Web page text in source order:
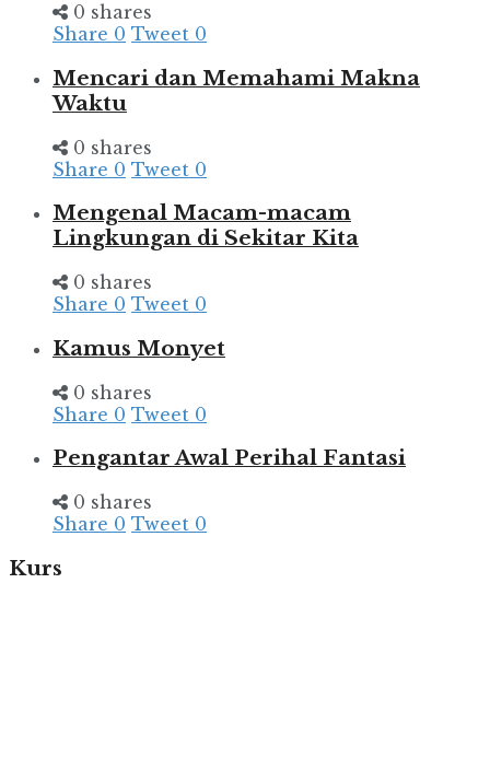
0 shares
Share 0 Tweet 0
Mencari dan Memahami Makna
Waktu
0 shares
Share 0 Tweet 0
Mengenal Macam-macam
Lingkungan di Sekitar Kita
0 shares
Share 0 Tweet 0
Kamus Monyet
0 shares
Share 0 Tweet 0
Pengantar Awal Perihal Fantasi
0 shares
Share 0 Tweet 0
Kurs